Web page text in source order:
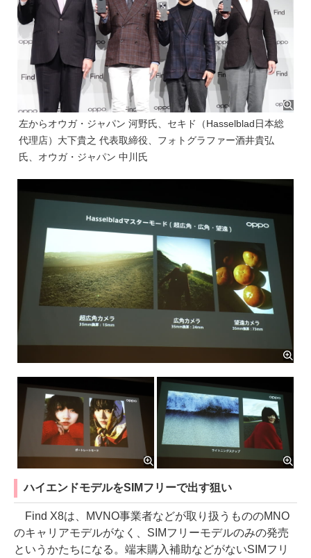
左からオウガ・ジャパン 河野氏、セキド（Hasselblad日本総
代理店）大下貴之 代表取締役、フォトグラファー酒井貴弘
氏、オウガ・ジャパン 中川氏
ハイエンドモデルをSIMフリーで出す狙い
Find X8は、MVNO事業者などが取り扱うもののMNO
のキャリアモデルがなく、SIMフリーモデルのみの発売
というかたちになる。端末購入補助などがないSIMフリ